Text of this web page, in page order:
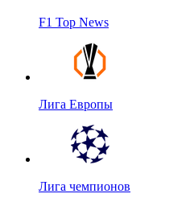
F1 Top News
Лига Европы
Лига чемпионов